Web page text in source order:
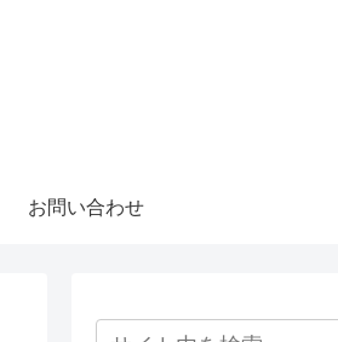
お問い合わせ